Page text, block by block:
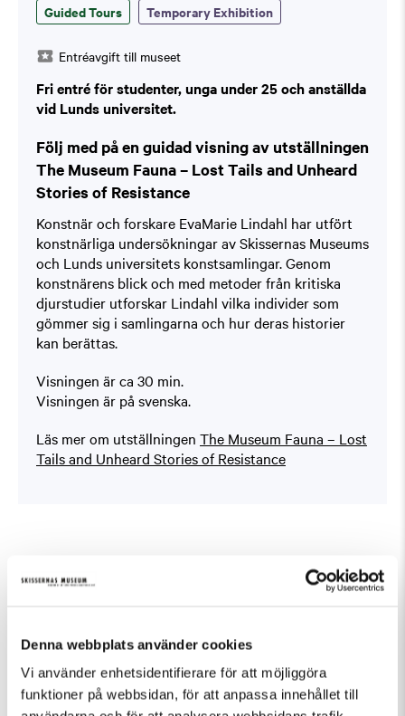
Denna webbplats använder cookies
Vi använder enhetsidentifierare för att möjliggöra
funktioner på webbsidan, för att anpassa innehållet till
Guided Tours Temporary Exhibition
Entréavgift till museet
Fri entré för studenter, unga under 25 och anställda
vid Lunds universitet.
Följ med på en guidad visning av utställningen
The Museum Fauna – Lost Tails and Unheard
Stories of Resistance
Konstnär och forskare EvaMarie Lindahl har utfört
konstnärliga undersökningar av Skissernas Museums
och Lunds universitets konstsamlingar. Genom
konstnärens blick och med metoder från kritiska
djurstudier utforskar Lindahl vilka individer som
gömmer sig i samlingarna och hur deras historier
kan berättas.
Visningen är ca 30 min.
Visningen är på svenska.
Läs mer om utställningen The Museum Fauna – Lost
Tails and Unheard Stories of Resistance
Similar events in Guided Tours, Temporary